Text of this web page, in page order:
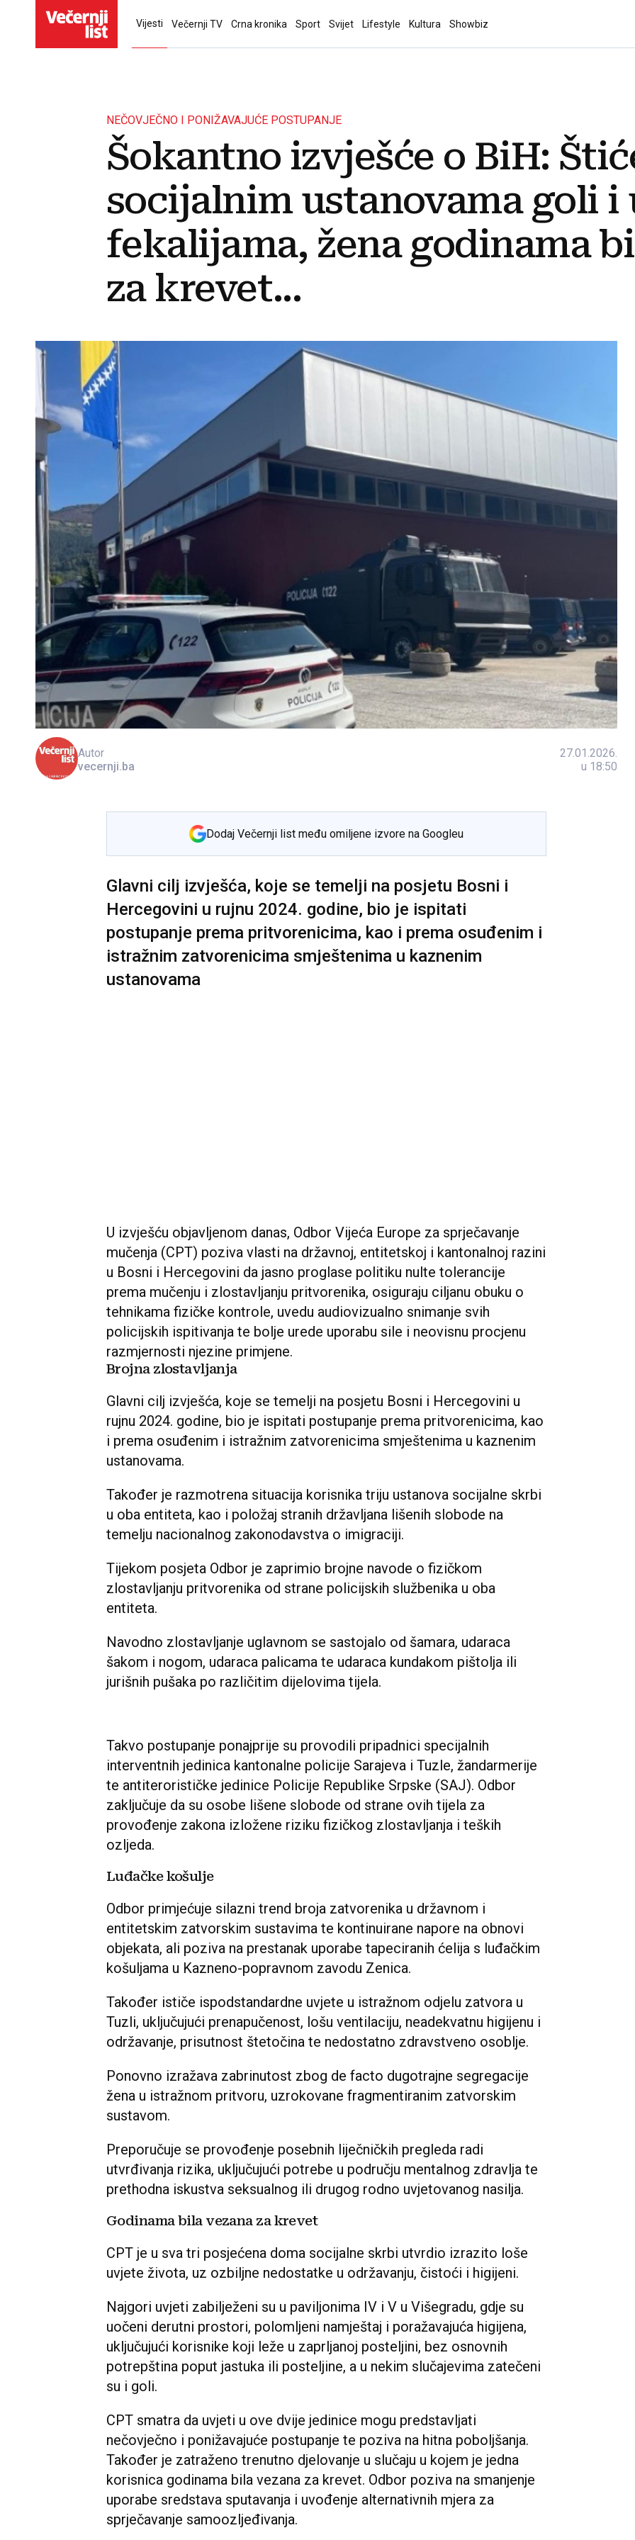
Vijesti Večernji TV Crna kronika Sport Svijet Lifestyle Kultura Showbiz
NEČOVJEČNO I PONIŽAVAJUĆE POSTUPANJE
Šokantno izvješće o BiH:
socijalnim ustanovama goli i
fekalijama, žena godinama
za krevet...
Autor
vecernji.ba
27.01.2026.
u 18:50
Dodaj Večernji list među omiljene izvore na Googleu
Glavni cilj izvješća, koje se temelji na posjetu Bosni i
Hercegovini u rujnu 2024. godine, bio je ispitati
postupanje prema pritvorenicima, kao i prema osuđenim i
istražnim zatvorenicima smještenima u kaznenim
ustanovama
U izvješću objavljenom danas, Odbor Vijeća Europe za sprječavanje
mučenja (CPT) poziva vlasti na državnoj, entitetskoj i kantonalnoj razini
u Bosni i Hercegovini da jasno proglase politiku nulte tolerancije
prema mučenju i zlostavljanju pritvorenika, osiguraju ciljanu obuku o
tehnikama fizičke kontrole, uvedu audiovizualno snimanje svih
policijskih ispitivanja te bolje urede uporabu sile i neovisnu procjenu
razmjernosti njezine primjene.
Brojna zlostavljanja
Glavni cilj izvješća, koje se temelji na posjetu Bosni i Hercegovini u
rujnu 2024. godine, bio je ispitati postupanje prema pritvorenicima, kao
i prema osuđenim i istražnim zatvorenicima smještenima u kaznenim
ustanovama.
Također je razmotrena situacija korisnika triju ustanova socijalne skrbi
u oba entiteta, kao i položaj stranih državljana lišenih slobode na
temelju nacionalnog zakonodavstva o imigraciji.
Tijekom posjeta Odbor je zaprimio brojne navode o fizičkom
zlostavljanju pritvorenika od strane policijskih službenika u oba
entiteta.
Navodno zlostavljanje uglavnom se sastojalo od šamara, udaraca
šakom i nogom, udaraca palicama te udaraca kundakom pištolja ili
jurišnih pušaka po različitim dijelovima tijela.
Takvo postupanje ponajprije su provodili pripadnici specijalnih
interventnih jedinica kantonalne policije Sarajeva i Tuzle, žandarmerije
te antiterorističke jedinice Policije Republike Srpske (SAJ). Odbor
zaključuje da su osobe lišene slobode od strane ovih tijela za
provođenje zakona izložene riziku fizičkog zlostavljanja i teških
ozljeda.
Luđačke košulje
Odbor primjećuje silazni trend broja zatvorenika u državnom i
entitetskim zatvorskim sustavima te kontinuirane napore na obnovi
objekata, ali poziva na prestanak uporabe tapeciranih ćelija s luđačkim
košuljama u Kazneno-popravnom zavodu Zenica.
Također ističe ispodstandardne uvjete u istražnom odjelu zatvora u
Tuzli, uključujući prenapučenost, lošu ventilaciju, neadekvatnu higijenu i
održavanje, prisutnost štetočina te nedostatno zdravstveno osoblje.
Ponovno izražava zabrinutost zbog de facto dugotrajne segregacije
žena u istražnom pritvoru, uzrokovane fragmentiranim zatvorskim
sustavom.
Preporučuje se provođenje posebnih liječničkih pregleda radi
utvrđivanja rizika, uključujući potrebe u području mentalnog zdravlja te
prethodna iskustva seksualnog ili drugog rodno uvjetovanog nasilja.
Godinama bila vezana za krevet
CPT je u sva tri posjećena doma socijalne skrbi utvrdio izrazito loše
uvjete života, uz ozbiljne nedostatke u održavanju, čistoći i higijeni.
Najgori uvjeti zabilježeni su u paviljonima IV i V u Višegradu, gdje su
uočeni derutni prostori, polomljeni namještaj i poražavajuća higijena,
uključujući korisnike koji leže u zaprljanoj posteljini, bez osnovnih
potrepština poput jastuka ili posteljine, a u nekim slučajevima zatečeni
su i goli.
CPT smatra da uvjeti u ove dvije jedinice mogu predstavljati
nečovječno i ponižavajuće postupanje te poziva na hitna poboljšanja.
Također je zatraženo trenutno djelovanje u slučaju u kojem je jedna
korisnica godinama bila vezana za krevet. Odbor poziva na smanjenje
uporabe sredstava sputavanja i uvođenje alternativnih mjera za
sprječavanje samoozljeđivanja.